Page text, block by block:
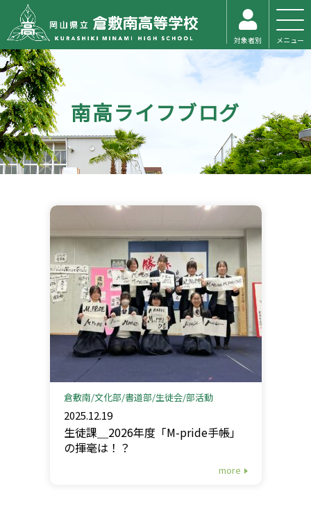
対象者別 メニュー
南高ライフブログ
倉敷南 文化部 書道部 生徒会 部活動
2025.12.19
生徒課＿2026年度「M-pride手帳」
の揮毫は！？
more